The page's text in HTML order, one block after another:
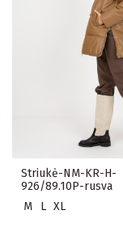
Striukė-NM-KR-H-
926/89.10P-rusva
M L XL